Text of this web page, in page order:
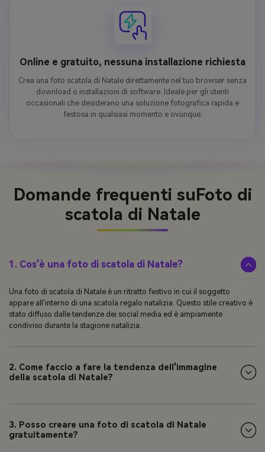
Online e gratuito, nessuna installazione richiesta
Crea una foto scatola di Natale direttamente nel tuo browser senza
download o installazioni di software. Ideale per gli utenti
occasionali che desiderano una soluzione fotografica rapida e
festosa in qualsiasi momento e ovunque.
Domande frequenti su Foto di
scatola di Natale
1. Cos'è una foto di scatola di Natale?
Una foto di scatola di Natale è un ritratto festivo in cui il soggetto
appare all'interno di una scatola regalo natalizia. Questo stile creativo è
stato diffuso dalle tendenze dei social media ed è ampiamente
condiviso durante la stagione natalizia.
2. Come faccio a fare la tendenza dell'immagine
della scatola di Natale?
3. Posso creare una foto di scatola di Natale
gratuitamente?